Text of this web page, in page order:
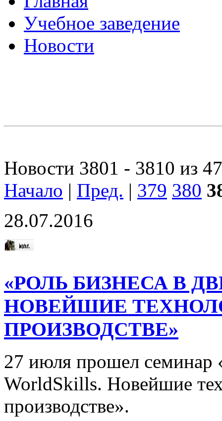
Учебное заведение
Новости
Новости 3801 - 3810 из
Начало | Пред. | 379 380
28.07.2016
«РОЛЬ БИЗНЕСА В
НОВЕЙШИЕ
ПРОИЗВОДСТВЕ»
27 июля прошел семинар
WorldSkills. Новейшие
производстве».